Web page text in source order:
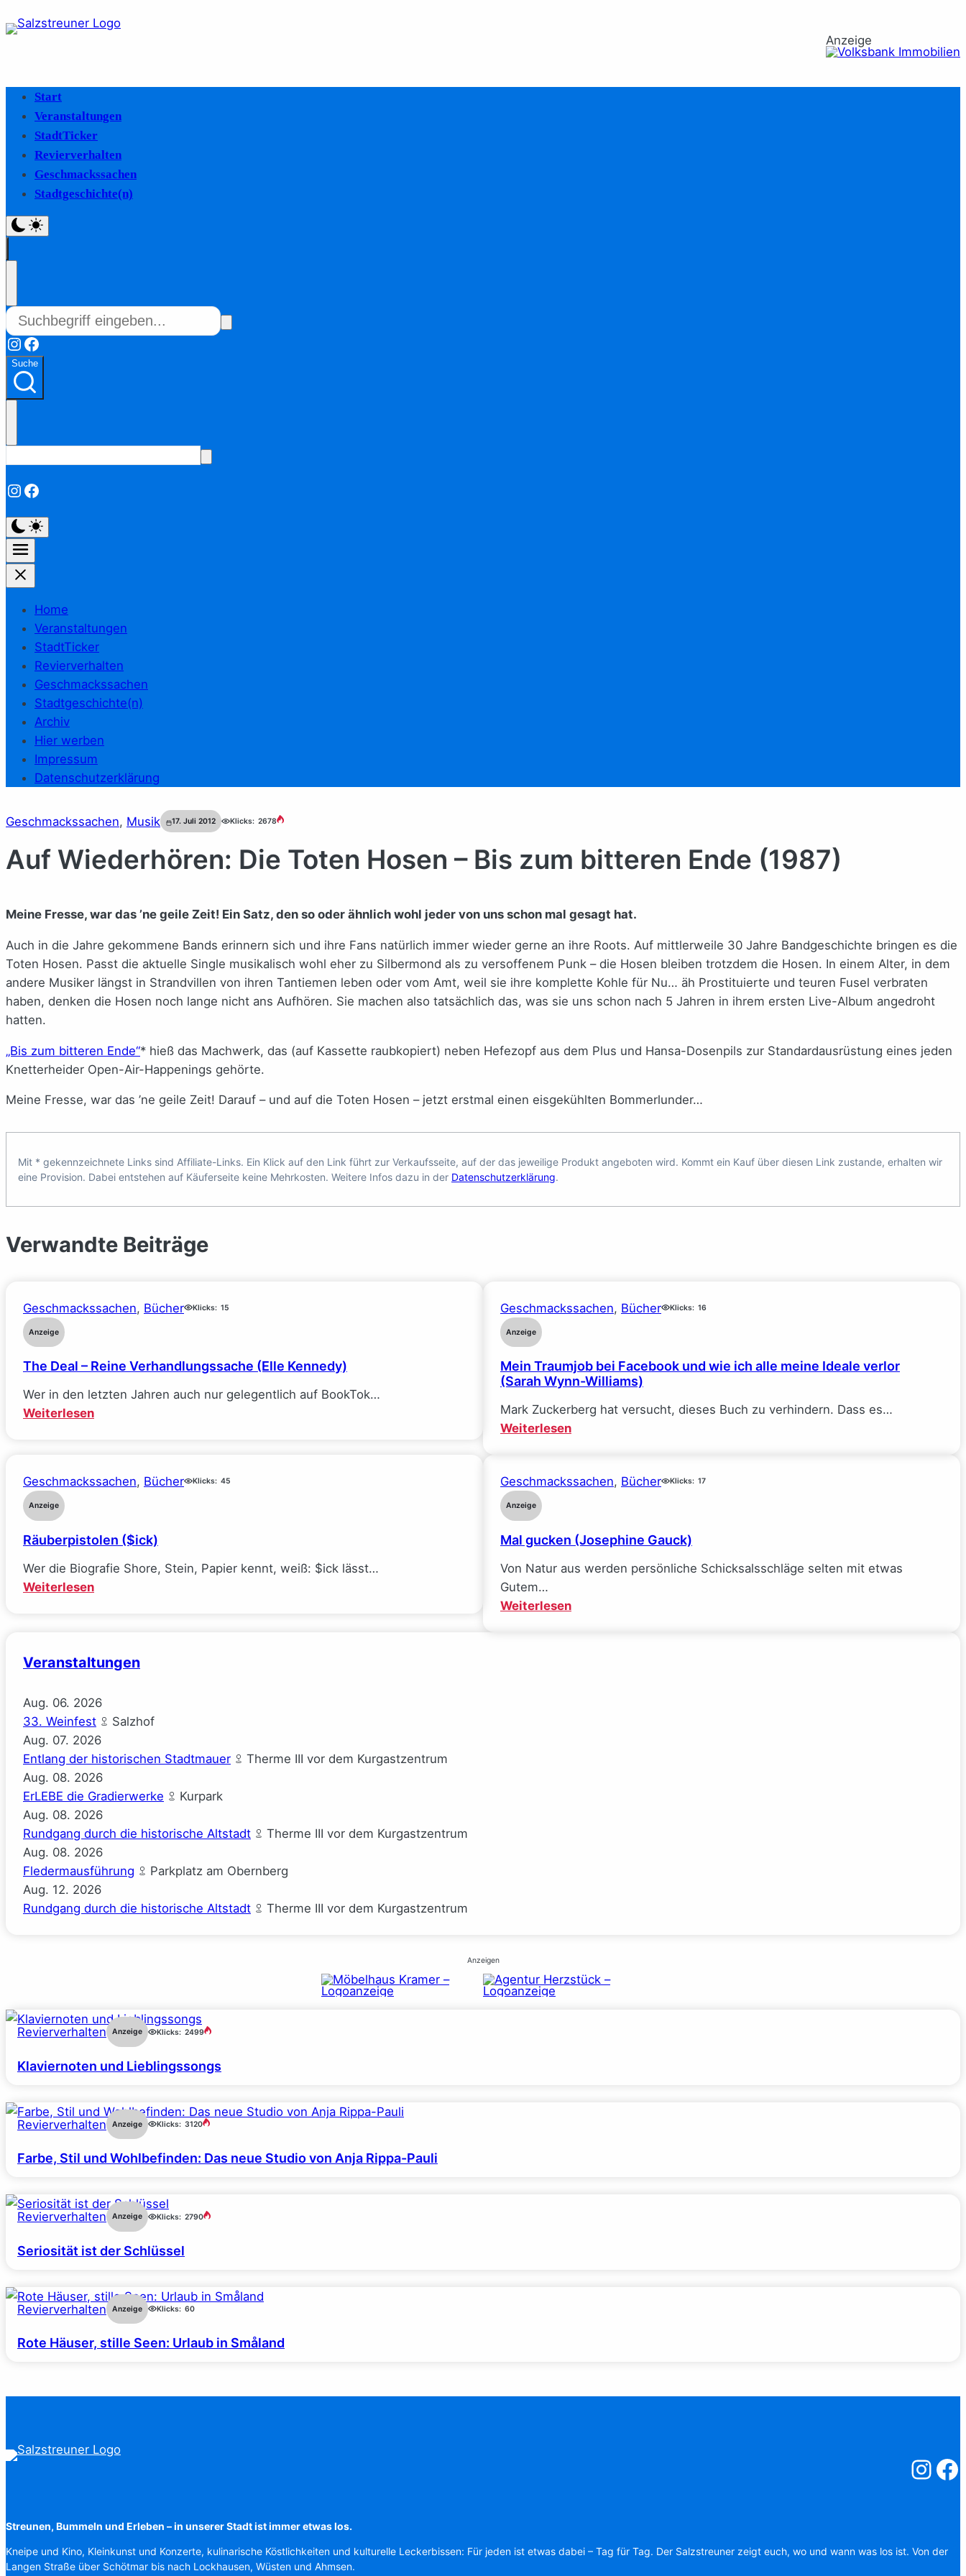
Anzeige
Start
Veranstaltungen
StadtTicker
Revierverhalten
Geschmackssachen
Stadtgeschichte(n)
Instagram
Facebook
Suche
Instagram
Facebook
Home
Veranstaltungen
StadtTicker
Revierverhalten
Geschmackssachen
Stadtgeschichte(n)
Archiv
Hier werben
Impressum
Datenschutzerklärung
Geschmackssachen, Musik 17. Juli 2012 Klicks: 2678
Auf Wiederhören: Die Toten Hosen – Bis zum bitteren Ende (1987)
Meine Fresse, war das ’ne geile Zeit! Ein Satz, den so oder ähnlich wohl jeder von uns schon mal gesagt hat.
Auch in die Jahre gekommene Bands erinnern sich und ihre Fans natürlich immer wieder gerne an ihre Roots. Auf mittlerweile 30 Jahre Bandgeschichte bringen es die
Toten Hosen. Passt die aktuelle Single musikalisch wohl eher zu Silbermond als zu versoffenem Punk – die Hosen bleiben trotzdem die Hosen. In einem Alter, in dem
andere Musiker längst in Strandvillen von ihren Tantiemen leben oder vom Amt, weil sie ihre komplette Kohle für Nu… äh Prostituierte und teuren Fusel verbraten
haben, denken die Hosen noch lange nicht ans Aufhören. Sie machen also tatsächlich das, was sie uns schon nach 5 Jahren in ihrem ersten Live-Album angedroht
hatten.
„Bis zum bitteren Ende“* hieß das Machwerk, das (auf Kassette raubkopiert) neben Hefezopf aus dem Plus und Hansa-Dosenpils zur Standardausrüstung eines jeden
Knetterheider Open-Air-Happenings gehörte.
Meine Fresse, war das ’ne geile Zeit! Darauf – und auf die Toten Hosen – jetzt erstmal einen eisgekühlten Bommerlunder…
Mit * gekennzeichnete Links sind Affiliate-Links. Ein Klick auf den Link führt zur Verkaufsseite, auf der das jeweilige Produkt angeboten wird. Kommt ein Kauf über diesen Link zustande, erhalten wir
eine Provision. Dabei entstehen auf Käuferseite keine Mehrkosten. Weitere Infos dazu in der Datenschutzerklärung.
Verwandte Beiträge
Geschmackssachen, Bücher Klicks: 15
Anzeige
The Deal – Reine Verhandlungssache (Elle Kennedy)
Wer in den letzten Jahren auch nur gelegentlich auf BookTok…
Weiterlesen:
Reine
Kennedy)
Geschmackssachen, Bücher Klicks: 16
Anzeige
Mein Traumjob bei Facebook und wie ich alle meine Ideale verlor
(Sarah Wynn-Williams)
Mark Zuckerberg hat versucht, dieses Buch zu verhindern. Dass es…
Weiterlesen:
bei
wie
alle
Ideale
Geschmackssachen, Bücher Klicks: 45
Anzeige
Räuberpistolen ($ick)
Wer die Biografie Shore, Stein, Papier kennt, weiß: $ick lässt…
Weiterlesen:
Geschmackssachen, Bücher Klicks: 17
Anzeige
Mal gucken (Josephine Gauck)
Von Natur aus werden persönliche Schicksalsschläge selten mit etwas
Gutem…
Weiterlesen:
Veranstaltungen
Aug. 06. 2026
33. Weinfest
Salzhof
Aug. 07. 2026
Entlang der historischen Stadtmauer
Therme III vor dem Kurgastzentrum
Aug. 08. 2026
ErLEBE die Gradierwerke
Kurpark
Aug. 08. 2026
Rundgang durch die historische Altstadt
Therme III vor dem Kurgastzentrum
Aug. 08. 2026
Fledermausführung
Parkplatz am Obernberg
Aug. 12. 2026
Rundgang durch die historische Altstadt
Therme III vor dem Kurgastzentrum
Anzeigen
Revierverhalten Anzeige Klicks: 2499
Klaviernoten und Lieblingssongs
Revierverhalten Anzeige Klicks: 3120
Farbe, Stil und Wohlbefinden: Das neue Studio von Anja Rippa-Pauli
Revierverhalten Anzeige Klicks: 2790
Seriosität ist der Schlüssel
Revierverhalten Anzeige Klicks: 60
Rote Häuser, stille Seen: Urlaub in Småland
Streunen, Bummeln und Erleben – in unserer Stadt ist immer etwas los.
Kneipe und Kino, Kleinkunst und Konzerte, kulinarische Köstlichkeiten und kulturelle Leckerbissen: Für jeden ist etwas dabei – Tag für Tag. Der Salzstreuner zeigt euch, wo und wann was los ist. Von der
Langen Straße über Schötmar bis nach Lockhausen, Wüsten und Ahmsen.